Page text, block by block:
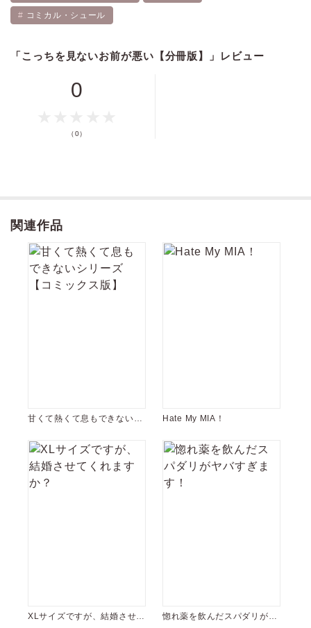
無表情クールなセクハラ男子×天然シスコン男子の一方通行ラブ。
コミカル・シュール
「こっちを見ないお前が悪い【分冊版】」レビュー
0
（0）
関連作品
甘くて熱くて息もできないシ
Hate My MIA！
XLサイズですが、結婚させて
惚れ薬を飲んだスパダリがヤ